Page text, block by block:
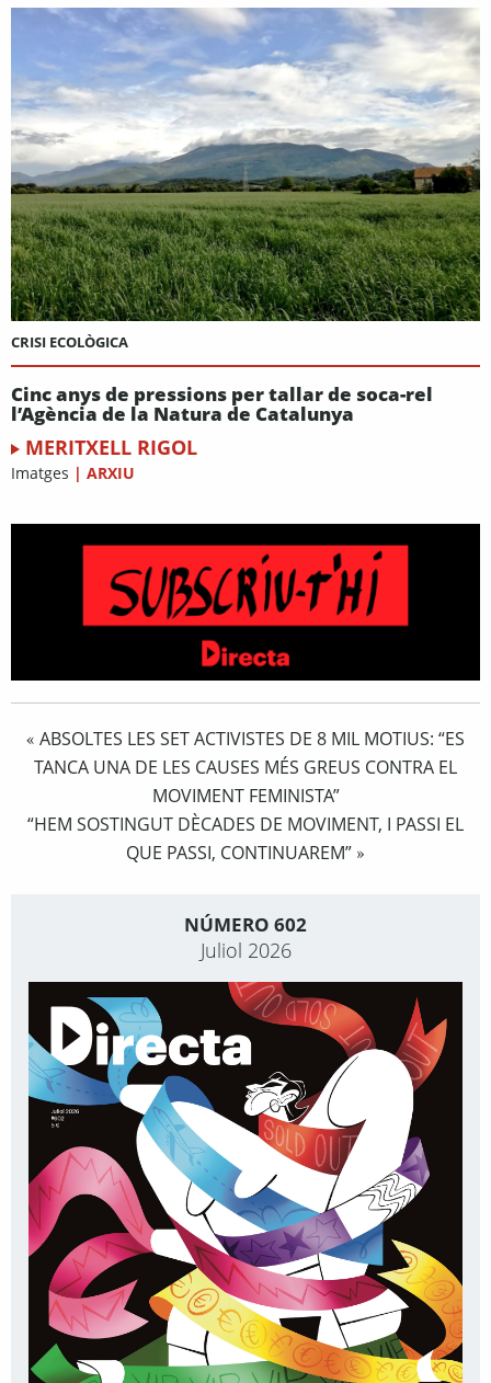
CRISI ECOLÒGICA
Cinc anys de pressions per tallar de soca-rel
l’Agència de la Natura de Catalunya
MERITXELL RIGOL
Imatges | ARXIU
« ABSOLTES LES SET ACTIVISTES DE 8 MIL MOTIUS: “ES
TANCA UNA DE LES CAUSES MÉS GREUS CONTRA EL
MOVIMENT FEMINISTA”
“HEM SOSTINGUT DÈCADES DE MOVIMENT, I PASSI EL
QUE PASSI, CONTINUAREM” »
NÚMERO 602
Juliol 2026